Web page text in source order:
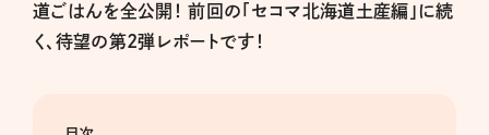
道ごはんを全公開！ 前回の「セコマ北海道土産編」に続
く、待望の第2弾レポートです！